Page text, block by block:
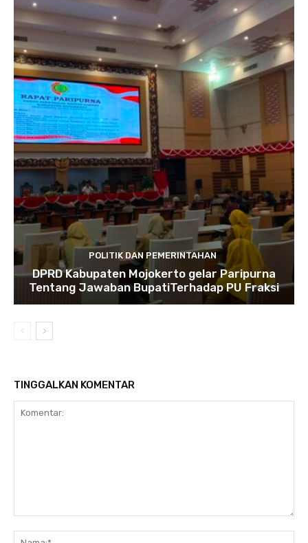
POLITIK DAN PEMERINTAHAN
DPRD Kabupaten Mojokerto gelar Paripurna
Tentang Jawaban BupatiTerhadap PU Fraksi
TINGGALKAN KOMENTAR